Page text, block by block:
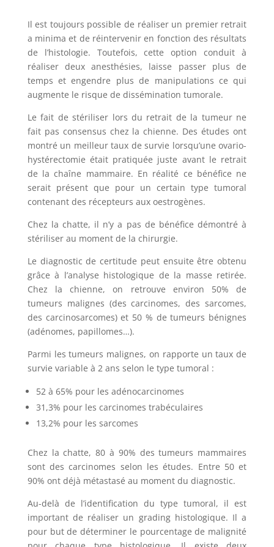
Il est toujours possible de réaliser un premier retrait
a minima et de réintervenir en fonction des résultats
de l’histologie. Toutefois, cette option conduit à
réaliser deux anesthésies, laisse passer plus de
temps et engendre plus de manipulations ce qui
augmente le risque de dissémination tumorale.
Le fait de stériliser lors du retrait de la tumeur ne
fait pas consensus chez la chienne. Des études ont
montré un meilleur taux de survie lorsqu’une ovario-
hystérectomie était pratiquée juste avant le retrait
de la chaîne mammaire. En réalité ce bénéfice ne
serait présent que pour un certain type tumoral
contenant des récepteurs aux oestrogènes.
Chez la chatte, il n’y a pas de bénéfice démontré à
stériliser au moment de la chirurgie.
Le diagnostic de certitude peut ensuite être obtenu
grâce à l’analyse histologique de la masse retirée.
Chez la chienne, on retrouve environ 50% de
tumeurs malignes (des carcinomes, des sarcomes,
des carcinosarcomes) et 50 % de tumeurs bénignes
(adénomes, papillomes…).
Parmi les tumeurs malignes, on rapporte un taux de
survie variable à 2 ans selon le type tumoral :
52 à 65% pour les adénocarcinomes
31,3% pour les carcinomes trabéculaires
13,2% pour les sarcomes
Chez la chatte, 80 à 90% des tumeurs mammaires
sont des carcinomes selon les études. Entre 50 et
90% ont déjà métastasé au moment du diagnostic.
Au-delà de l’identification du type tumoral, il est
important de réaliser un grading histologique. Il a
pour but de déterminer le pourcentage de malignité